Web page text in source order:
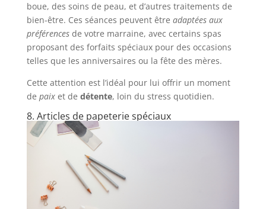
boue, des soins de peau, et d’autres traitements de
bien-être. Ces séances peuvent être adaptées aux
préférencesde votre marraine, avec certains spas
proposant des forfaits spéciaux pour des occasions
telles que les anniversaires ou la fête des mères.
Cette attention est l’idéal pour lui offrir un moment
de paixet de détente, loin du stress quotidien.
8. Articles de papeterie spéciaux